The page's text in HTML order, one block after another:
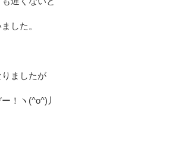
した。
りましたが
！ヽ(^o^)丿